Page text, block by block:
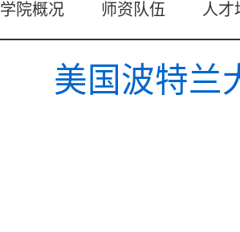
学院概况 师资队伍 人才
美国波特兰